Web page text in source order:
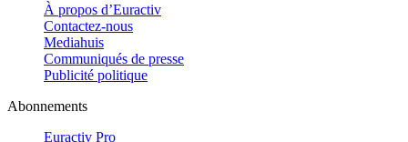
À propos d’Euractiv
Contactez-nous
Mediahuis
Communiqués de presse
Publicité politique
Abonnements
Euractiv Pro